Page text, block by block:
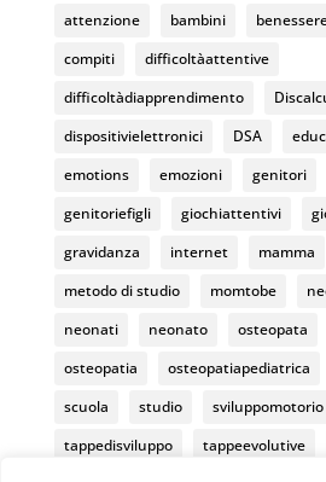
h
a
n
n
el
attenzione
bambini
compiti
difficoltàattentive
difficoltàdiapprendimento
dispositivielettronici
DSA
emotions
emozioni genitori
genitoriefigli
giochiattentivi
gravidanza
internet mamma
metodo di studio
momtobe
neonati
neonato osteopata
osteopatia
osteopatiapediatrica
scuola
studio sviluppomotorio
tappedisviluppo
tappeevolutive